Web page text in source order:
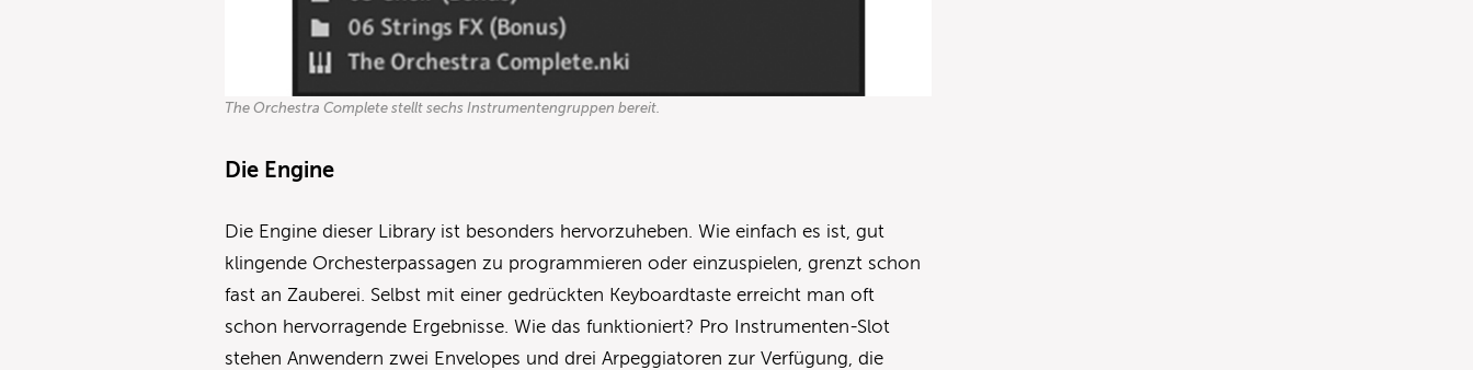
The Orchestra Complete stellt sechs Instrumentengruppen bereit.
Die Engine
Die Engine dieser Library ist besonders hervorzuheben. Wie einfach es ist, gut
klingende Orchesterpassagen zu programmieren oder einzuspielen, grenzt schon
fast an Zauberei. Selbst mit einer gedrückten Keyboardtaste erreicht man oft
schon hervorragende Ergebnisse. Wie das funktioniert? Pro Instrumenten-Slot
stehen Anwendern zwei Envelopes und drei Arpeggiatoren zur Verfügung, die